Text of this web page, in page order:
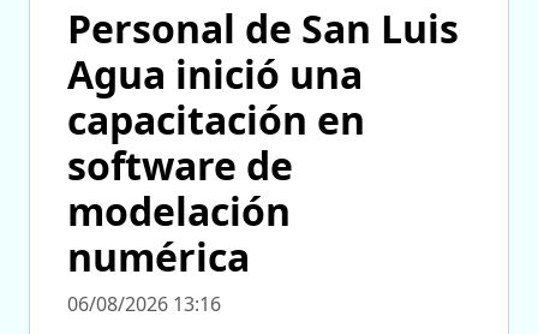
Personal de San Luis
Agua inició una
capacitación en
software de
modelación
numérica
06/08/2026 13:16